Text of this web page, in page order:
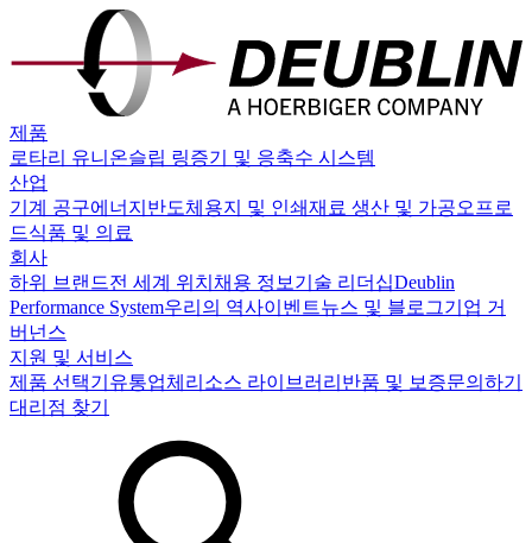
제품
로타리 유니온슬립 링증기 및 응축수 시스템
산업
기계 공구에너지 반도체 용지 및 인쇄재료 생산 및 가공오프로
드식품 및 의료
회사
하위 브랜드전 세계 위치 채용 정보 기술 리더십Deublin
Performance System우리의 역사이벤트뉴스 및 블로그기업 거
버넌스
지원 및 서비스
제품 선택기 유통업체 리소스 라이브러리 반품 및 보증문의하기
대리점 찾기